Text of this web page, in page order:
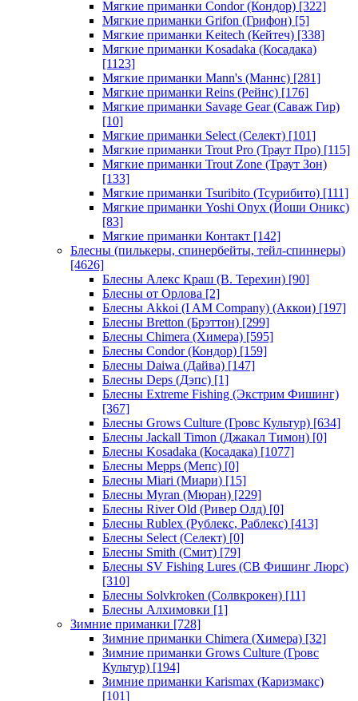
Мягкие приманки Condor (Кондор) [322]
Мягкие приманки Grifon (Грифон) [5]
Мягкие приманки Keitech (Кейтеч) [338]
Мягкие приманки Kosadaka (Косадака)
[1123]
Мягкие приманки Mann's (Маннс) [281]
Мягкие приманки Reins (Рейнс) [176]
Мягкие приманки Savage Gear (Саваж Гир)
[10]
Мягкие приманки Select (Селект) [101]
Мягкие приманки Trout Pro (Траут Про) [115]
Мягкие приманки Trout Zone (Траут Зон)
[133]
Мягкие приманки Tsuribito (Тсурибито) [111]
Мягкие приманки Yoshi Onyx (Йоши Оникс)
[83]
Мягкие приманки Контакт [142]
Блесны (пилькеры, спинербейты, тейл-спиннеры)
[4626]
Блесны Алекс Краш (В. Терехин) [90]
Блесны от Орлова [2]
Блесны Akkoi (I AM Company) (Аккои) [197]
Блесны Bretton (Брэттон) [299]
Блесны Chimera (Химера) [595]
Блесны Condor (Кондор) [159]
Блесны Daiwa (Дайва) [147]
Блесны Deps (Дэпс) [1]
Блесны Extreme Fishing (Экстрим Фишинг)
[367]
Блесны Grows Culture (Гровс Культур) [634]
Блесны Jackall Timon (Джакал Тимон) [0]
Блесны Kosadaka (Косадака) [1077]
Блесны Mepps (Мепс) [0]
Блесны Miari (Миари) [15]
Блесны Myran (Мюран) [229]
Блесны River Old (Ривер Олд) [0]
Блесны Rublex (Рублекс, Раблекс) [413]
Блесны Select (Селект) [0]
Блесны Smith (Смит) [79]
Блесны SV Fishing Lures (СВ Фишинг Люрс)
[310]
Блесны Solvkroken (Солвкрокен) [11]
Блесны Алхимовки [1]
Зимние приманки [728]
Зимние приманки Chimera (Химера) [32]
Зимние приманки Grows Culture (Гровс
Культур) [194]
Зимние приманки Karismax (Каризмакс)
[101]